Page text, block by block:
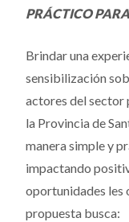
PRÁCTICO
Brindar una
sensibilización
actores del sector
la Provincia de
manera simple y
impactando
oportunidades les
propuesta busca: